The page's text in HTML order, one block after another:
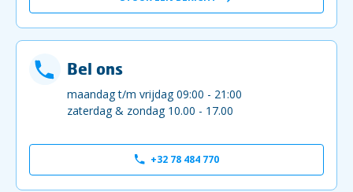
Bel ons
maandag t/m vrijdag 09:00 - 21:00
zaterdag & zondag 10.00 - 17.00
+32 78 484 770